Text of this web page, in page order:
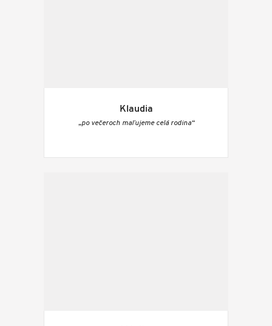
Klaudia
„po večeroch maľujeme celá rodina“